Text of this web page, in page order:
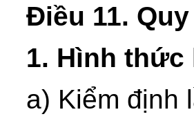
Điều 11.
1. Hình thức
a) Kiểm định